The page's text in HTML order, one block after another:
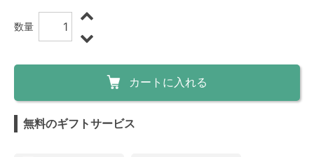
数量
カートに入れる
無料のギフトサービス